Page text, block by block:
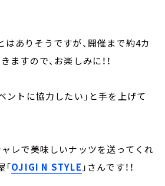
はありそうですが、開催まで約4カ
ますので、お楽しみに！！
ントに協力したい」と手を上げて
ャレで美味しいナッツを送ってくれ
OJIGI N STYLE 」さんです！！